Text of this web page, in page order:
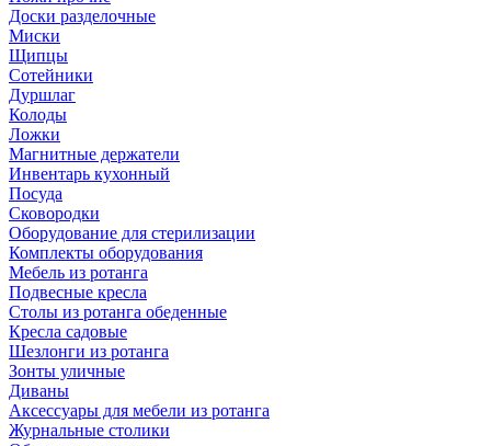
Доски разделочные
Миски
Щипцы
Сотейники
Дуршлаг
Колоды
Ложки
Магнитные держатели
Инвентарь кухонный
Посуда
Сковородки
Оборудование для стерилизации
Комплекты оборудования
Мебель из ротанга
Подвесные кресла
Столы из ротанга обеденные
Кресла садовые
Шезлонги из ротанга
Зонты уличные
Диваны
Аксессуары для мебели из ротанга
Журнальные столики